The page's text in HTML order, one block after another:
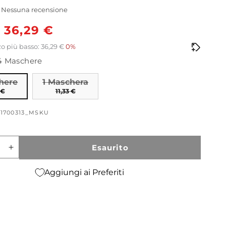
Nessuna recensione
Prezzo
scontato
36,29 €
più basso: 36,29 €0%
Maschere
1 Maschera
11,33 €
Aumenta
quantità
Esaurito
Aggiungi ai Preferiti